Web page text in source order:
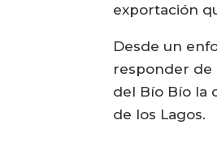
exportación
Desde un
responder de
del Bío Bío la
de los Lagos.